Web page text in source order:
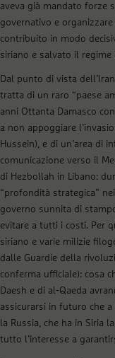
aveva già mandato forze
governativo e
contribuito in modo
siriano e salvato il regime
Dal punto di vista
tratta di un raro “paese
anni Ottanta Damasco
a non appoggiare
Hussein), e di un’area di
comunicazione verso il
di Hezbollah in Libano:
“profondità strategica”
governo sunnita di
evitare a tutti i costi. Per
siriano e varie milizie
dalle Guardie della
conferma ufficiale): cosa
Daesh e di al-Qaeda
assicurarsi in futuro che
la Russia, che ha in Siria
tutto l’interesse a